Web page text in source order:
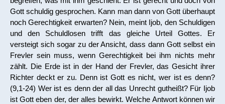
Verschiedenes
Gott schuldig gesprochen. Kann man dann von Gott überhaupt
noch Gerechtigkeit erwarten? Nein, meint Ijob, den Schuldigen
und den Schuldlosen trifft das gleiche Urteil Gottes. Er
versteigt sich sogar zu der Ansicht, dass dann Gott selbst ein
Frevler sein muss, wenn Gerechtigkeit bei ihm nichts mehr
zählt. Die Erde ist in der Hand der Frevler, das Gesicht ihrer
Richter deckt er zu. Denn ist Gott es nicht, wer ist es denn?
(9,1-24) Wer ist es denn der all das Unrecht gutheißt? Für Ijob
ist Gott eben der, der alles bewirkt. Welche Antwort können wir